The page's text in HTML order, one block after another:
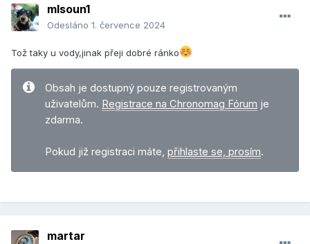
mlsoun1
Odesláno 1. července 2024
Tož taky u vody,jinak přeji dobré ránko
Obsah je dostupný pouze registrovaným
uživatelům. Registrace na Chronomag Fórum je
zdarma.
Pokud již registraci máte, přihlaste se, prosím.
martar